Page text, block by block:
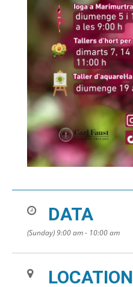
DATA
(Sunday) 9:00 am - 10:00 am
LOCATION